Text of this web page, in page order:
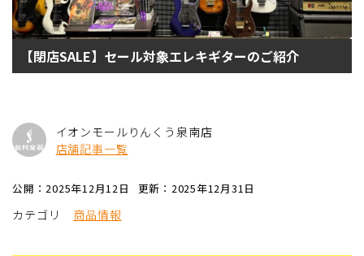
【閉店SALE】セール対象エレキギターのご紹介
イオンモールりんくう泉南店
店舗記事一覧
公開：2025年12月12日 更新：2025年12月31日
カテゴリ 商品情報